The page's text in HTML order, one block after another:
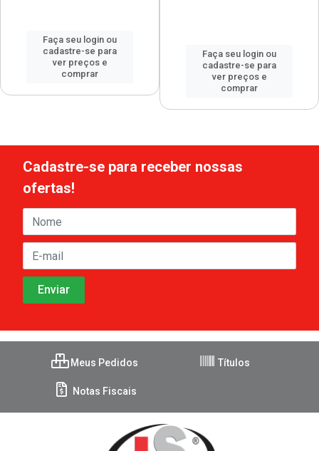
Faça seu login ou
cadastre-se para
ver preços e
comprar
Faça seu login ou
cadastre-se para
ver preços e
comprar
Cadastre-se para receber nossas
ofertas!
Meus Pedidos Títulos
Notas Fiscais